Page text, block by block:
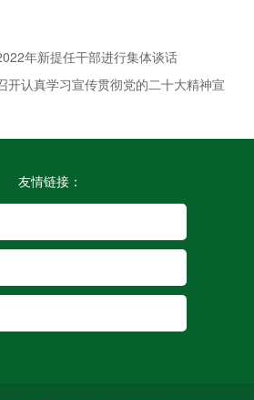
年新提任干部进行集体谈话
开认真学习宣传贯彻党的二十大精神宣
友情链接：